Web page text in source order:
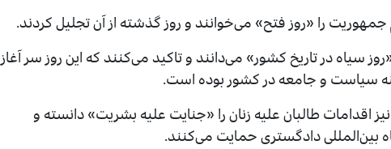
سیاه در تاریخ کشور» می‌دانند و تاکید می‌کنند که این روز سر آغاز
سیاست و جامعه در کشور بوده است.
اقدامات طالبان علیه زنان را «جنایت علیه بشریت» دانسته و
بین‌المللی دادگستری حمایت می‌کنند.